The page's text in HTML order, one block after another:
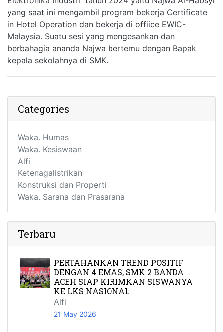
yang saat ini mengambil program bekerja Certificate
in Hotel Operation dan bekerja di offiice EWIC-
Malaysia. Suatu sesi yang mengesankan dan
berbahagia ananda Najwa bertemu dengan Bapak
kepala sekolahnya di SMK.
Categories
Waka. Humas
Waka. Kesiswaan
Alfi
Ketenagalistrikan
Konstruksi dan Properti
Waka. Sarana dan Prasarana
Terbaru
PERTAHANKAN TREND POSITIF
DENGAN 4 EMAS, SMK 2 BANDA
ACEH SIAP KIRIMKAN SISWANYA
KE LKS NASIONAL
Alfi
21 May 2026